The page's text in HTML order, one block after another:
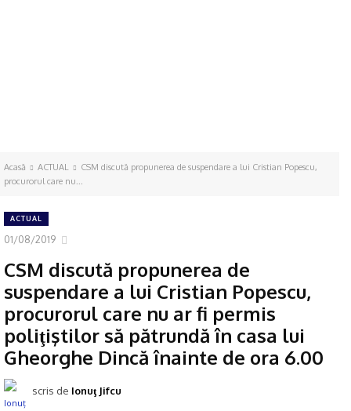
Acasă ACTUAL
CSM discută propunerea de suspendare a lui Cristian Popescu,
procurorul care nu...
ACTUAL
01/08/2019
CSM discută propunerea de
suspendare a lui Cristian Popescu,
procurorul care nu ar fi permis
poliţiştilor să pătrundă în casa lui
Gheorghe Dincă înainte de ora 6.00
scris de Ionuţ Jifcu